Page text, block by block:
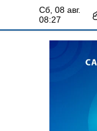
сб, 08 авг.
08:27